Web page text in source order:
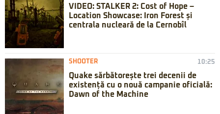
VIDEO: STALKER 2: Cost of Hope –
Location Showcase: Iron Forest și
centrala nucleară de la Cernobîl
SHOOTER 10:25
Quake sărbătorește trei decenii de
existență cu o nouă campanie oficială:
Dawn of the Machine